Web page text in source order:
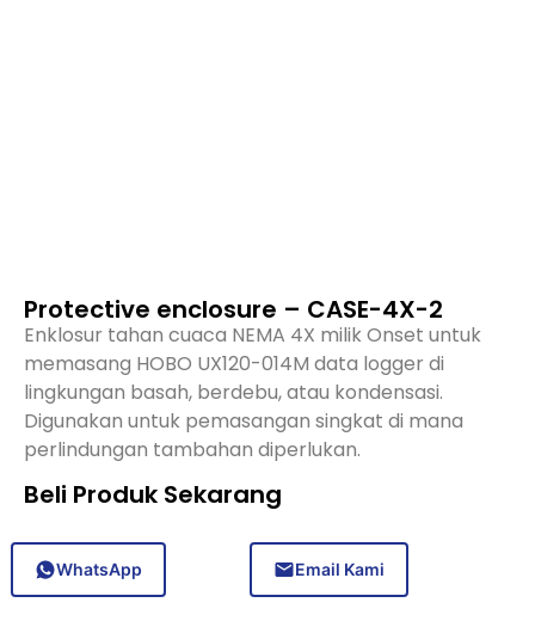
Protective enclosure – CASE-4X-2
Enklosur tahan cuaca NEMA 4X milik Onset untuk
memasang HOBO UX120-014M data logger di
lingkungan basah, berdebu, atau kondensasi.
Digunakan untuk pemasangan singkat di mana
perlindungan tambahan diperlukan.
Beli Produk Sekarang
WhatsApp Email Kami